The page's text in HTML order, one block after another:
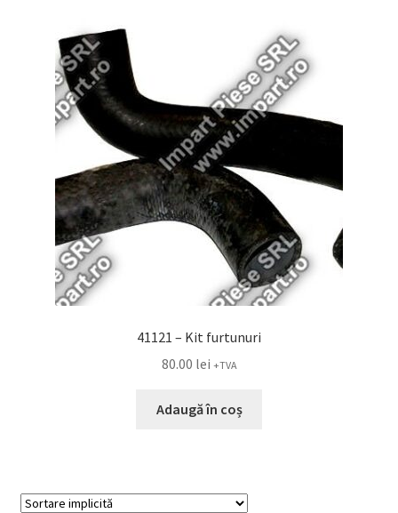
41121 – Kit furtunuri
80.00 lei +TVA
Adaugă în coș